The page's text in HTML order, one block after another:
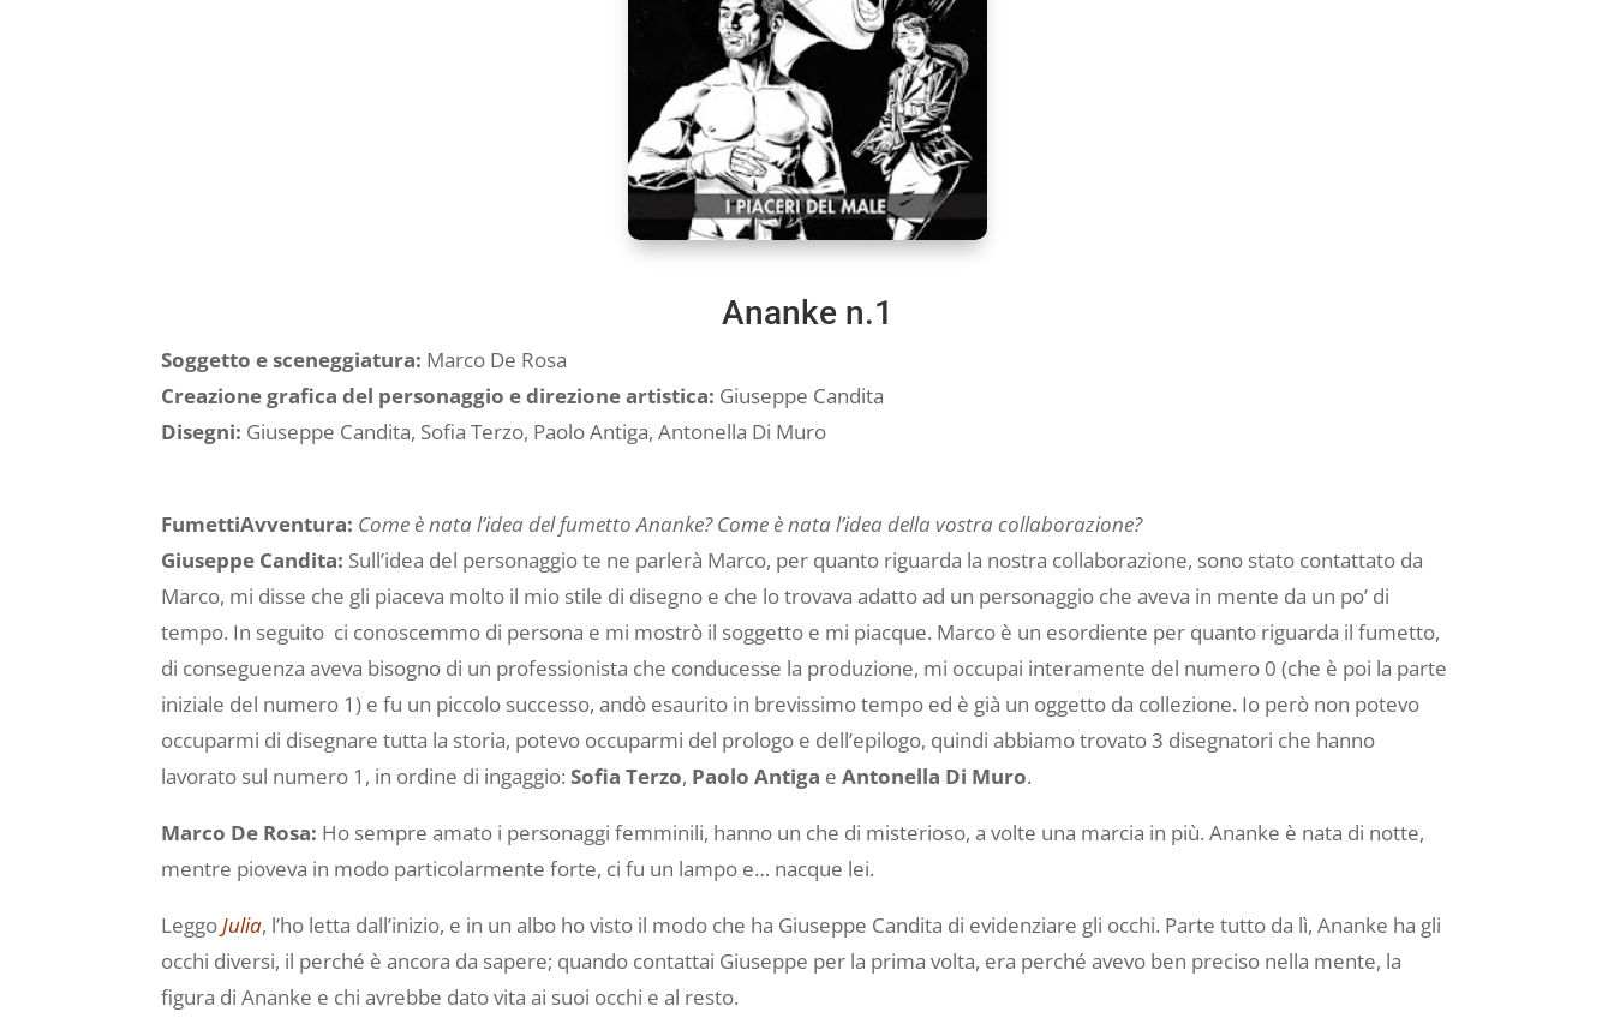
Ananke n.1
Soggetto e sceneggiatura: Marco De Rosa
Creazione grafica del personaggio e direzione artistica: Giuseppe Candita
Disegni: Giuseppe Candita, Sofia Terzo, Paolo Antiga, Antonella Di Muro
FumettiAvventura: Come è nata l’idea del fumetto Ananke? Come è nata l’idea della vostra collaborazione?
Giuseppe Candita: Sull’idea del personaggio te ne parlerà Marco, per quanto riguarda la nostra collaborazione, sono stato contattato da
Marco, mi disse che gli piaceva molto il mio stile di disegno e che lo trovava adatto ad un personaggio che aveva in mente da un po’ di
tempo. In seguito ci conoscemmo di persona e mi mostrò il soggetto e mi piacque. Marco è un esordiente per quanto riguarda il fumetto,
di conseguenza aveva bisogno di un professionista che conducesse la produzione, mi occupai interamente del numero 0 (che è poi la parte
iniziale del numero 1) e fu un piccolo successo, andò esaurito in brevissimo tempo ed è già un oggetto da collezione. Io però non potevo
occuparmi di disegnare tutta la storia, potevo occuparmi del prologo e dell’epilogo, quindi abbiamo trovato 3 disegnatori che hanno
lavorato sul numero 1, in ordine di ingaggio:Sofia Terzo, Paolo Antiga eAntonella Di Muro.
Marco De Rosa: Ho sempre amato i personaggi femminili, hanno un che di misterioso, a volte una marcia in più. Ananke è nata di notte,
mentre pioveva in modo particolarmente forte, ci fu un lampo e… nacque lei.
LeggoJulia, l’ho letta dall’inizio, e in un albo ho visto il modo che ha Giuseppe Candita di evidenziare gli occhi. Parte tutto da lì, Ananke ha gli
occhi diversi, il perché è ancora da sapere; quando contattai Giuseppe per la prima volta, era perché avevo ben preciso nella mente, la
figura di Ananke e chi avrebbe dato vita ai suoi occhi e al resto.